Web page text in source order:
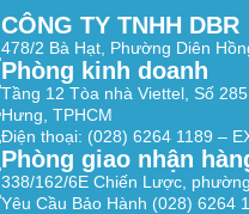
CÔNG TY TNHH DBR
478/2 Bà Hạt, Phường Diên
Phòng kinh doanh
Tầng 12 Tòa nhà Viettel, Số
Hưng, TPHCM
Điện thoại: (028) 6264 1189 –
Phòng giao nhận
338/162/6E Chiến Lược,
Yêu Cầu Bảo Hành (028) 6264